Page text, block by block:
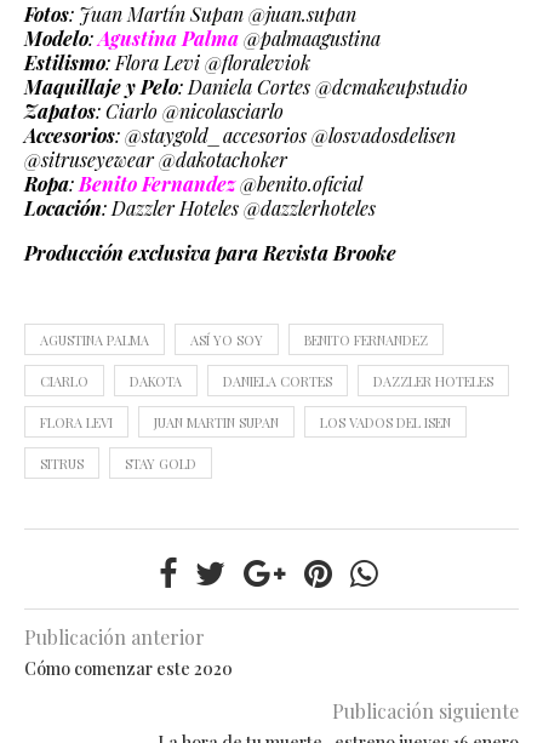
Fotos: Juan Martín Supan @juan.supan
Modelo:Agustina Palma@palmaagustina
Estilismo: Flora Levi @floraleviok
Maquillaje y Pelo: Daniela Cortes @dcmakeupstudio
Zapatos: Ciarlo @nicolasciarlo
Accesorios: @staygold_accesorios @losvadosdelisen
@sitruseyewear @dakotachoker
Ropa:Benito Fernandez@benito.oficial
Locación: Dazzler Hoteles @dazzlerhoteles
Producción exclusiva para Revista Brooke
AGUSTINA PALMA ASÍ YO SOY BENITO FERNANDEZ
CIARLO DAKOTA DANIELA CORTES DAZZLER HOTELES
FLORA LEVI JUAN MARTIN SUPAN LOS VADOS DEL ISEN
SITRUS STAY GOLD
Publicación anterior
Cómo comenzar este 2020
Publicación siguiente